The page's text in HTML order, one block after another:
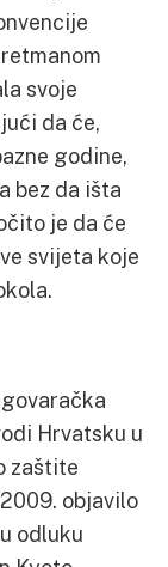
svoje
da će,
godine,
bez da išta
je da će
svijeta koje
Hrvatsku u
zaštite
objavilo
odluku